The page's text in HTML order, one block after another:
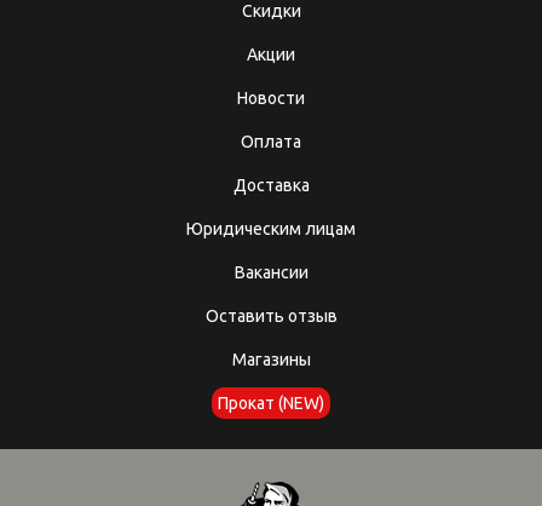
Скидки
Акции
Новости
Оплата
Доставка
Юридическим лицам
Вакансии
Оставить отзыв
Магазины
Прокат (NEW)